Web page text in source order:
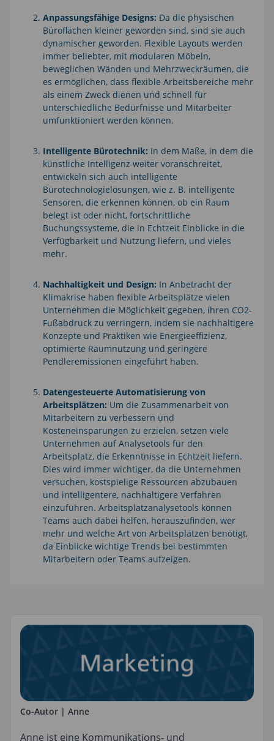
Anpassungsfähige Designs: Da die physischen
Büroflächen kleiner geworden sind, sind sie auch
dynamischer geworden. Flexible Layouts werden
immer beliebter, mit modularen Möbeln,
beweglichen Wänden und Mehrzweckräumen, die
es ermöglichen, dass flexible Arbeitsbereiche mehr
als einem Zweck dienen und schnell für
unterschiedliche Bedürfnisse und Mitarbeiter
umfunktioniert werden können.
Intelligente Bürotechnik: In dem Maße, in dem die
künstliche Intelligenz weiter voranschreitet,
entwickeln sich auch intelligente
Bürotechnologielösungen, wie z. B. intelligente
Sensoren, die erkennen können, ob ein Raum
belegt ist oder nicht, fortschrittliche
Buchungssysteme, die in Echtzeit Einblicke in die
Verfügbarkeit und Nutzung liefern, und vieles
mehr.
Nachhaltigkeit und Design: In Anbetracht der
Klimakrise haben flexible Arbeitsplätze vielen
Unternehmen die Möglichkeit gegeben, ihren CO2-
Fußabdruck zu verringern, indem sie nachhaltigere
Konzepte und Praktiken wie Energieeffizienz,
optimierte Raumnutzung und geringere
Pendleremissionen eingeführt haben.
Datengesteuerte Automatisierung von
Arbeitsplätzen: Um die Zusammenarbeit von
Mitarbeitern zu verbessern und
Kosteneinsparungen zu erzielen, setzen viele
Unternehmen auf Analysetools für den
Arbeitsplatz, die Erkenntnisse in Echtzeit liefern.
Dies wird immer wichtiger, da die Unternehmen
versuchen, kostspielige Ressourcen abzubauen
und intelligentere, nachhaltigere Verfahren
einzuführen. Arbeitsplatzanalysetools können
Teams auch dabei helfen, herauszufinden, wer
mehr und welche Art von Arbeitsplätzen benötigt,
da Einblicke wichtige Trends bei bestimmten
Mitarbeitern oder Teams aufzeigen.
Co-Autor | Anne
Anne ist eine Kommunikations- und